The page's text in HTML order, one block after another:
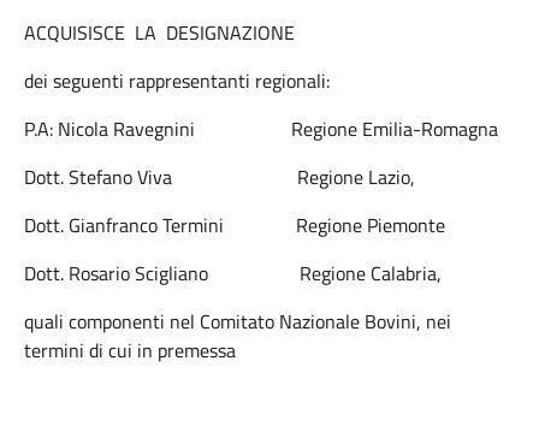
ACQUISISCE LA DESIGNAZIONE
dei seguenti rappresentanti regionali:
P.A: Nicola Ravegnini Regione Emilia-Romagna
Dott. Stefano Viva Regione Lazio,
Dott. Gianfranco Termini Regione Piemonte
Dott. Rosario Scigliano Regione Calabria,
quali componenti nel Comitato Nazionale Bovini, nei
termini di cui in premessa